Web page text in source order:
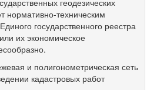
геодезических
нормативно-техническим
государственного реестра
их экономическое
и полигонометрическая сеть
кадастровых работ